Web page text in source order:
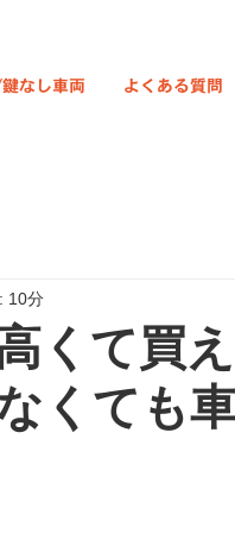
なし車両 よくある質問
くて買
くても
10分